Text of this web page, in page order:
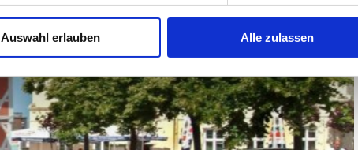
Auswahl erlauben Alle zulassen